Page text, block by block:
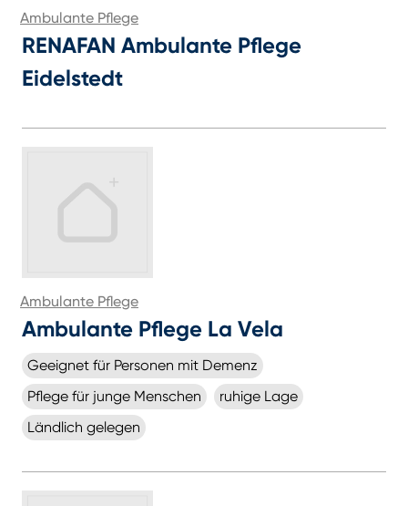
Ambulante Pflege
RENAFAN Ambulante Pflege
Eidelstedt
Ambulante Pflege
Ambulante Pflege La Vela
Geeignet für Personen mit Demenz
Pflege für junge Menschen
ruhige Lage
Ländlich gelegen